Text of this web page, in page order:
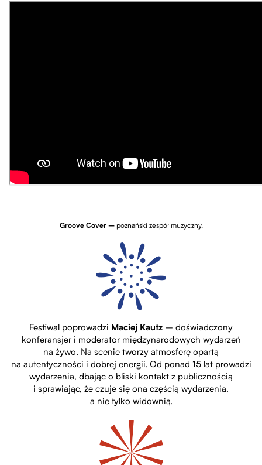
Groove Cover –poznański zespół muzyczny.
Festiwal poprowadzi Maciej Kautz – doświadczony
konferansjer i moderator międzynarodowych wydarzeń
na żywo. Na scenie tworzy atmosferę opartą
na autentyczności i dobrej energii. Od ponad 15 lat prowadzi
wydarzenia, dbając o bliski kontakt z publicznością
i sprawiając, że czuje się ona częścią wydarzenia,
a nie tylko widownią.